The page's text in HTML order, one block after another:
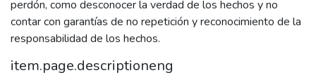
perdón, como desconocer la verdad de los hechos y no
contar con garantías de no repetición y reconocimiento de la
responsabilidad de los hechos.
item.page.descriptioneng